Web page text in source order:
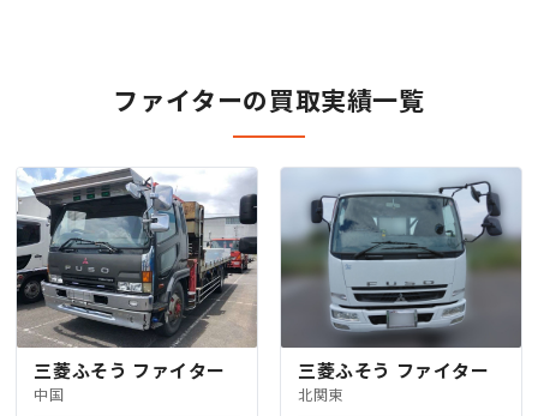
ファイターの買取実績一覧
三菱ふそう ファイター
中国
三菱ふそう ファイター
北関東